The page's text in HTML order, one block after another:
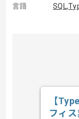
言語
SQL ,
【
フィ